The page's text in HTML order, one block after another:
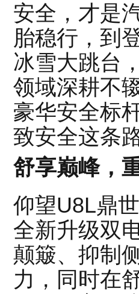
安全，才是
胎稳行，到
冰雪大跳台
领域深耕不
豪华安全标
致安全这条
舒享巅峰，
仰望U8L鼎
全新升级双
颠簸、抑制
力，同时在